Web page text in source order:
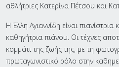
αθλήτριες Κατερίνα Πέτσου και
Η Έλλη Αγιαννίδη είναι
καθηγήτρια πιάνου. Οι τέχνες
κομμάτι της ζωής της, με τη
πρωταγωνιστικό ρόλο στην